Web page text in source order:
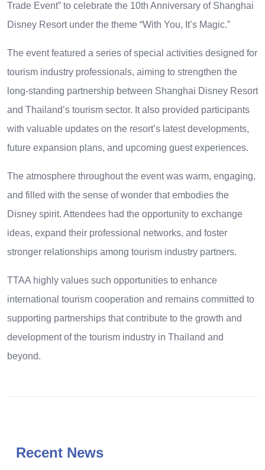
Trade Event” to celebrate the 10th Anniversary of Shanghai
Disney Resort under the theme “With You, It’s Magic.”
The event featured a series of special activities designed for
tourism industry professionals, aiming to strengthen the
long-standing partnership between Shanghai Disney Resort
and Thailand’s tourism sector. It also provided participants
with valuable updates on the resort’s latest developments,
future expansion plans, and upcoming guest experiences.
The atmosphere throughout the event was warm, engaging,
and filled with the sense of wonder that embodies the
Disney spirit. Attendees had the opportunity to exchange
ideas, expand their professional networks, and foster
stronger relationships among tourism industry partners.
TTAA highly values such opportunities to enhance
international tourism cooperation and remains committed to
supporting partnerships that contribute to the growth and
development of the tourism industry in Thailand and
beyond.
Recent News